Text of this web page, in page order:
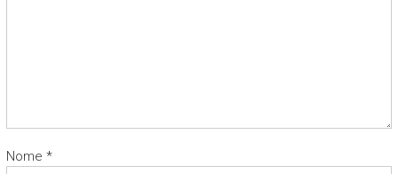
Nome *